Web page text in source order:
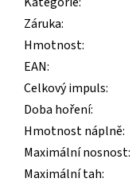
Záruka:
Hmotnost:
EAN:
Celkový impuls:
Doba hoření:
Hmotnost náplně:
Maximální nosnost:
Maximální tah: